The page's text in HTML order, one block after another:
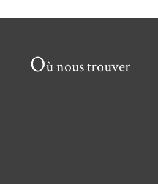
Où nous trouver